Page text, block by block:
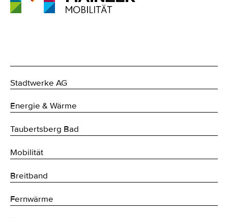
Stadtwerke AG
Energie & Wärme
Taubertsberg Bad
Mobilität
Breitband
Fernwärme